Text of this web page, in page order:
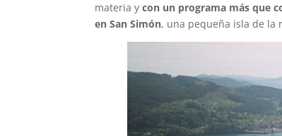
materia ycon un programa más que
en San Simón, una pequeña isla de la